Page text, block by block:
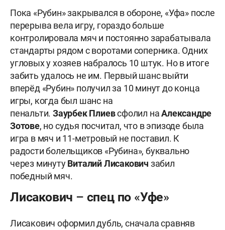
Пока «Рубин» закрывался в обороне, «Уфа» после
перерыва вела игру, гораздо больше
контролировала мяч и постоянно зарабатывала
стандарты рядом с воротами соперника. Одних
угловых у хозяев набралось 10 штук. Но в итоге
забить удалось не им. Первый шанс выйти
вперёд «Рубин» получил за 10 минут до конца
игры, когда был шанс на
пенальти. Заурбек Плиевсфолил наАлександре
Зотове, но судья посчитал, что в эпизоде была
игра в мяч и 11-метровый не поставил. К
радости болельщиков «Рубина», буквально
через минутуВиталий Лисакович забил
победный мяч.
Лисакович – спец по «Уфе»
Лисакович оформил дубль, сначала сравняв